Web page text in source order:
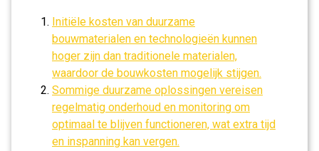
Initiële kosten van duurzame
bouwmaterialen en technologieën kunnen
hoger zijn dan traditionele materialen,
waardoor de bouwkosten mogelijk stijgen.
Sommige duurzame oplossingen vereisen
regelmatig onderhoud en monitoring om
optimaal te blijven functioneren, wat extra tijd
en inspanning kan vergen.